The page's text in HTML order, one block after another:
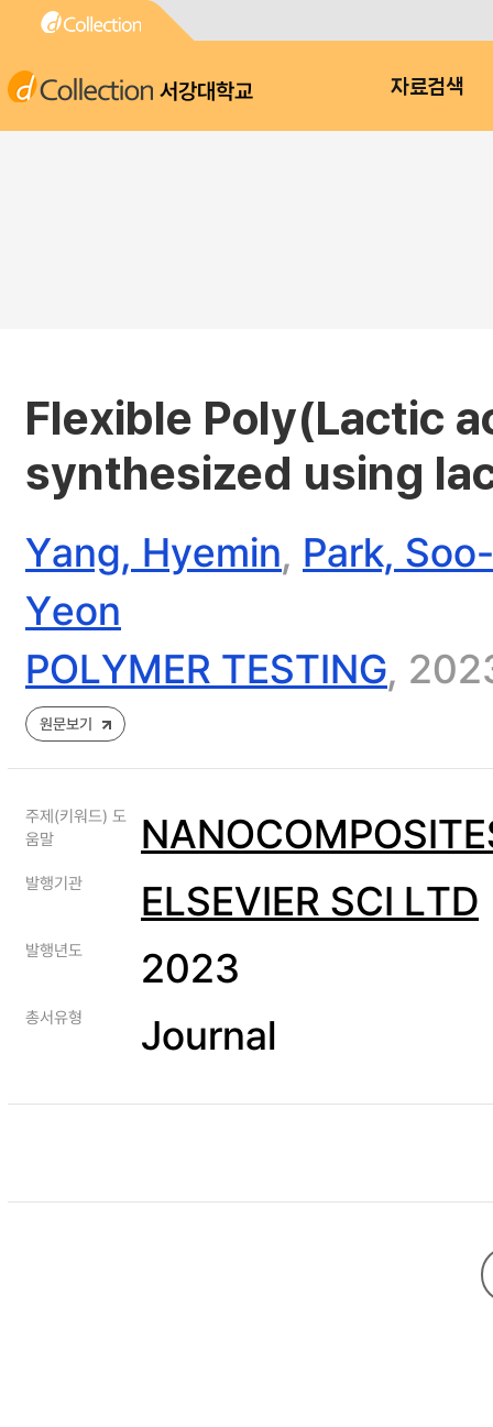
서강대학교 자료검색
Flexible Poly(Lactic
synthesized using
Yang, Hyemin, Park,
Yeon
POLYMER TESTING,
원문보기
주제(키워드) 도
움말
발행기관 ELSEVIER SCI LTD
발행년도 2023
총서유형 Journal